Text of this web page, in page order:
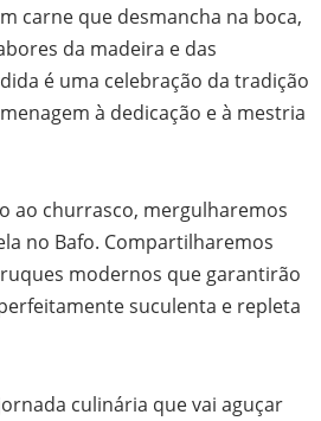
carne que desmancha na boca,
da madeira e das
é uma celebração da tradição
à dedicação e à mestria
ao churrasco, mergulharemos
no Bafo. Compartilharemos
modernos que garantirão
suculenta e repleta
culinária que vai aguçar